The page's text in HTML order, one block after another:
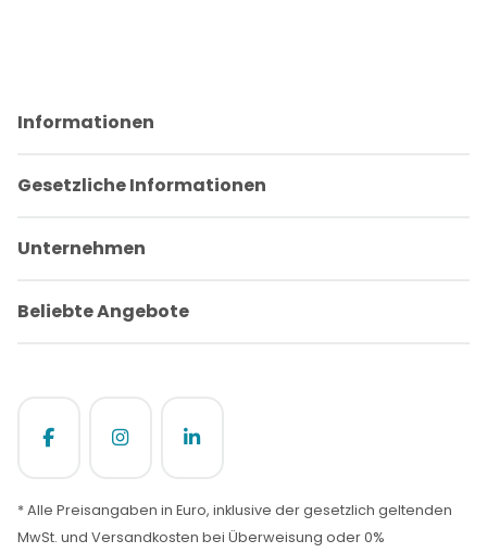
Informationen
Gesetzliche Informationen
Unternehmen
Beliebte Angebote
* Alle Preisangaben in Euro, inklusive der gesetzlich geltenden
MwSt. und Versandkosten bei Überweisung oder 0%